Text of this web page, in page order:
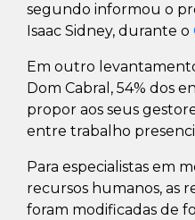
segundo informou o
Isaac Sidney, durante o
Em outro
Dom Cabral, 54% dos
propor aos seus
entre trabalho
Para especialistas em
recursos humanos, as
foram modificadas de